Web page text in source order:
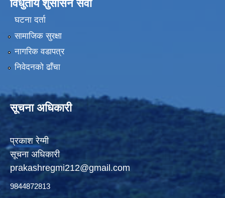
विधुतीय शुसासन सेवा
घटना दर्ता
सामाजिक सुरक्षा
नागरिक वडापत्र
निवेदनको ढाँचा
सूचना अधिकारी
प्रकाश रेग्मी
सूचना अधिकारी
prakashregmi212@gmail.com
9844872813